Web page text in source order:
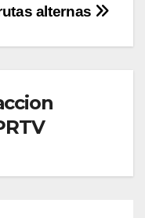
alternas